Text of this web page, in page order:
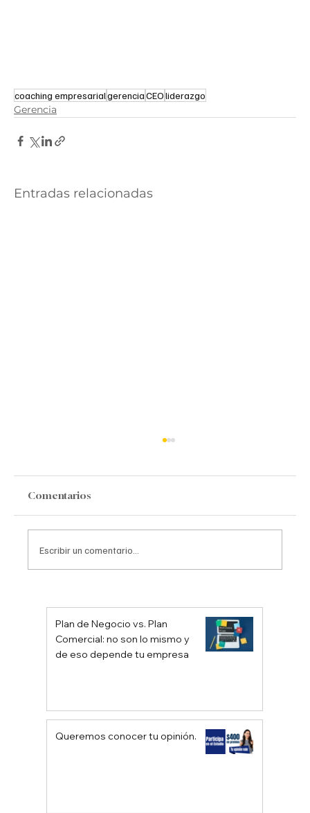
coaching empresarialgerenciaCEOliderazgo
Gerencia
Entradas relacionadas
Estoicismo Empresarial
Comentarios
Escribir un comentario...
Plan de Negocio vs. Plan
Comercial: no son lo mismo y
de eso depende tu empresa
Queremos conocer tu opinión.